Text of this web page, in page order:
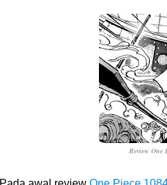
Cara Bayar Akulaku Lewat
7 Fakta Queen One Piece, All
7 Fakta Brook One Piece,
Resep Martabak Manis, Cemilan
Review One